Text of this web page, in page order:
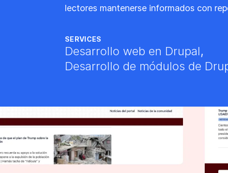
lectores mantenerse informados con
SERVICES
Desarrollo web en Drupal,
Desarrollo de módulos de